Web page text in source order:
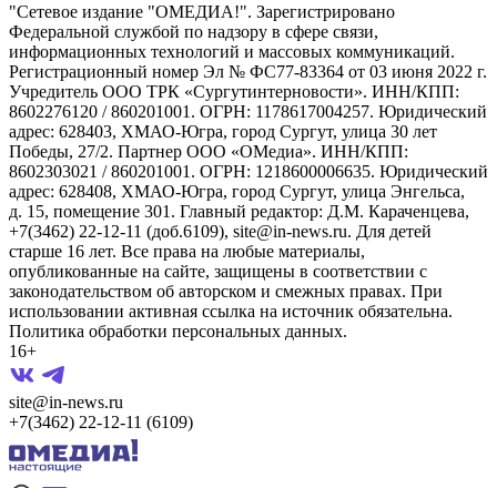
"Сетевое издание "ОМЕДИА!". Зарегистрировано
Федеральной службой по надзору в сфере связи,
информационных технологий и массовых коммуникаций.
Регистрационный номер Эл № ФС77-83364 от 03 июня 2022 г.
Учредитель ООО ТРК «Сургутинтерновости». ИНН/КПП:
8602276120 / 860201001. ОГРН: 1178617004257. Юридический
адрес: 628403, ХМАО-Югра, город Сургут, улица 30 лет
Победы, 27/2. Партнер ООО «ОМедиа». ИНН/КПП:
8602303021 / 860201001. ОГРН: 1218600006635. Юридический
адрес: 628408, ХМАО-Югра, город Сургут, улица Энгельса,
д. 15, помещение 301. Главный редактор: Д.М. Караченцева,
+7(3462) 22-12-11 (доб.6109), site@in-news.ru. Для детей
старше 16 лет. Все права на любые материалы,
опубликованные на сайте, защищены в соответствии с
законодательством об авторском и смежных правах. При
использовании активная ссылка на источник обязательна.
Политика обработки персональных данных.
16+
site@in-news.ru
+7(3462) 22-12-11 (6109)